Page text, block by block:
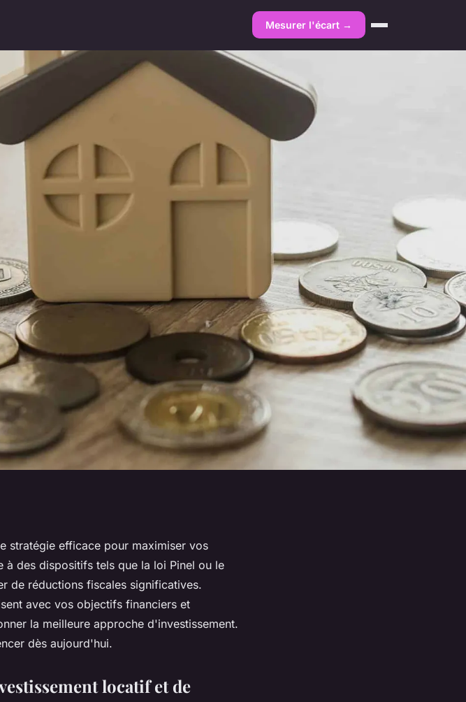
Mesurer l'écart →
stratégie efficace pour maximiser vos
des dispositifs tels que la loi Pinel ou le
de réductions fiscales significatives.
avec vos objectifs financiers et
la meilleure approche d'investissement.
dès aujourd'hui.
locatif et de